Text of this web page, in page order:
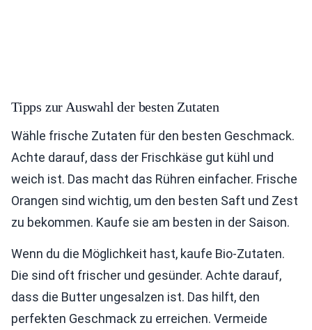
Tipps zur Auswahl der besten Zutaten
Wähle frische Zutaten für den besten Geschmack.
Achte darauf, dass der Frischkäse gut kühl und
weich ist. Das macht das Rühren einfacher. Frische
Orangen sind wichtig, um den besten Saft und Zest
zu bekommen. Kaufe sie am besten in der Saison.
Wenn du die Möglichkeit hast, kaufe Bio-Zutaten.
Die sind oft frischer und gesünder. Achte darauf,
dass die Butter ungesalzen ist. Das hilft, den
perfekten Geschmack zu erreichen. Vermeide